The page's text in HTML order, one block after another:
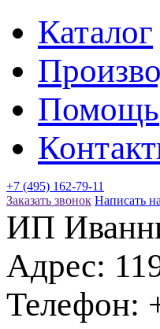
Каталог
Помощь
+7 (495) 162-79-11
Заказать звонок Написать
ИП
Адрес:
Телефон: